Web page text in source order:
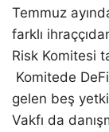
Temmuz
farklı
Risk Komitesi
Komitede
gelen beş
Vakfı da